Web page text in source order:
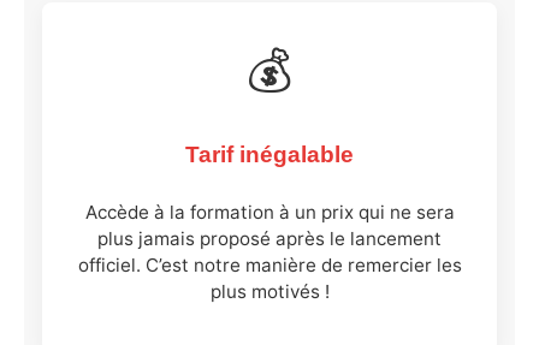
💰
Tarif inégalable
Accède à la formation à un prix qui ne sera
plus jamais proposé après le lancement
officiel. C’est notre manière de remercier les
plus motivés !